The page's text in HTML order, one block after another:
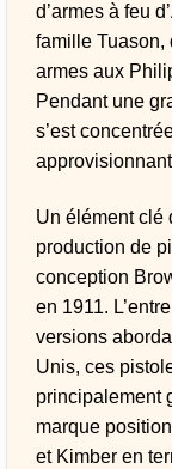
d’armes à feu
famille Tuason,
armes aux
Pendant une
s’est
Un élément clé
production de
conception
en 1911.
versions
Unis, ces
principalement
marque
et Kimber en